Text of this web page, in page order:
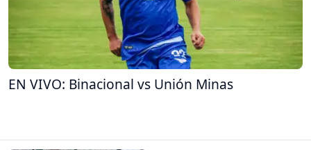
EN VIVO: Binacional vs Unión Minas